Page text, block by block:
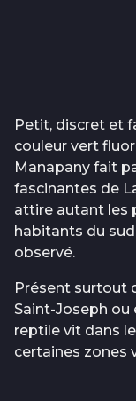
Petit, discret et
couleur vert
Manapany fait
fascinantes de
attire autant les
habitants du
observé.
Présent surtout
Saint-Joseph ou
reptile vit dans
certaines zones